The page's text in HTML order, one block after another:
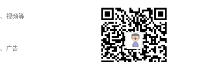
视频等
广告